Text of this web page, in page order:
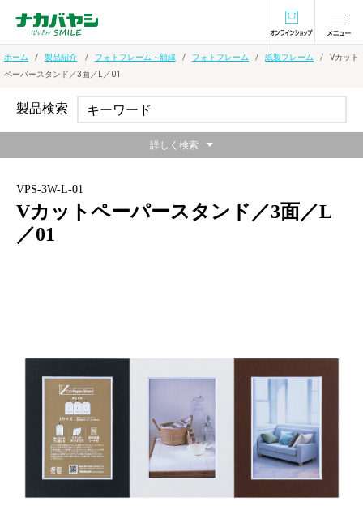
オンラインショ
ホーム 製品紹介 フォトフレーム・額縁 フォトフレーム 紙製フレーム
Vカット
ペーパースタンド／3面／L／01
VPS-3W-L-01
Vカットペーパースタンド／3面／L
／01
写真の出し入れに便利な差し込み式3面フレーム
メーカー希望小売価格：
¥1,180+ 税
写真を差し込むだけの簡単設計なので、気軽に写真を飾ることが
製品検索
詳しく検索